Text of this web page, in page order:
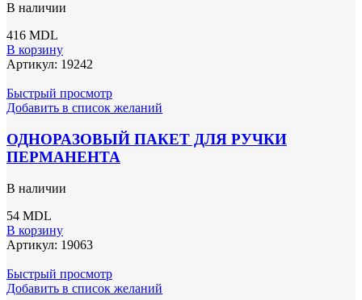
В наличии
416 MDL
В корзину
Артикул: 19242
Быстрый просмотр
Добавить в список желаний
ОДНОРАЗОВЫЙ ПАКЕТ ДЛЯ РУЧКИ
ПЕРМАНЕНТА
В наличии
54 MDL
В корзину
Артикул: 19063
Быстрый просмотр
Добавить в список желаний